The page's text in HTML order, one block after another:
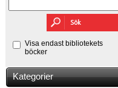
Visa endast bibliotekets
böcker
Kategorier